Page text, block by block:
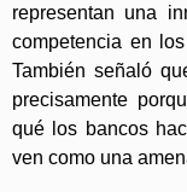
representan una
competencia en
También señaló
precisamente
qué los bancos
ven como una